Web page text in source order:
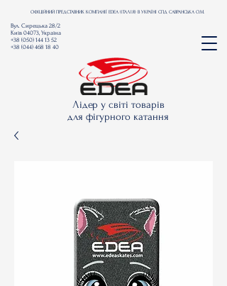
ОФІЦІЙНИЙ ПРЕДСТАВНИК КОМПАНІЇ EDEA (ІТАЛІЯ) В УКРАЇНІ СПД САВРАНСЬКА О.М.
Лідер у світі товарів
для фігурного катання
Вул. Сирецька 28/2
Київ 04073, Україна
+38 (050) 144 13 52
+38 (044) 468 18 40